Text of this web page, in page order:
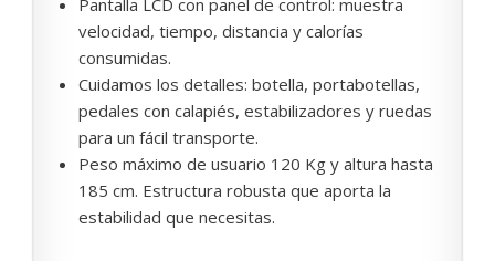
Pantalla LCD con panel de control: muestra
velocidad, tiempo, distancia y calorías
consumidas.
Cuidamos los detalles: botella, portabotellas,
pedales con calapiés, estabilizadores y ruedas
para un fácil transporte.
Peso máximo de usuario 120 Kg y altura hasta
185 cm. Estructura robusta que aporta la
estabilidad que necesitas.